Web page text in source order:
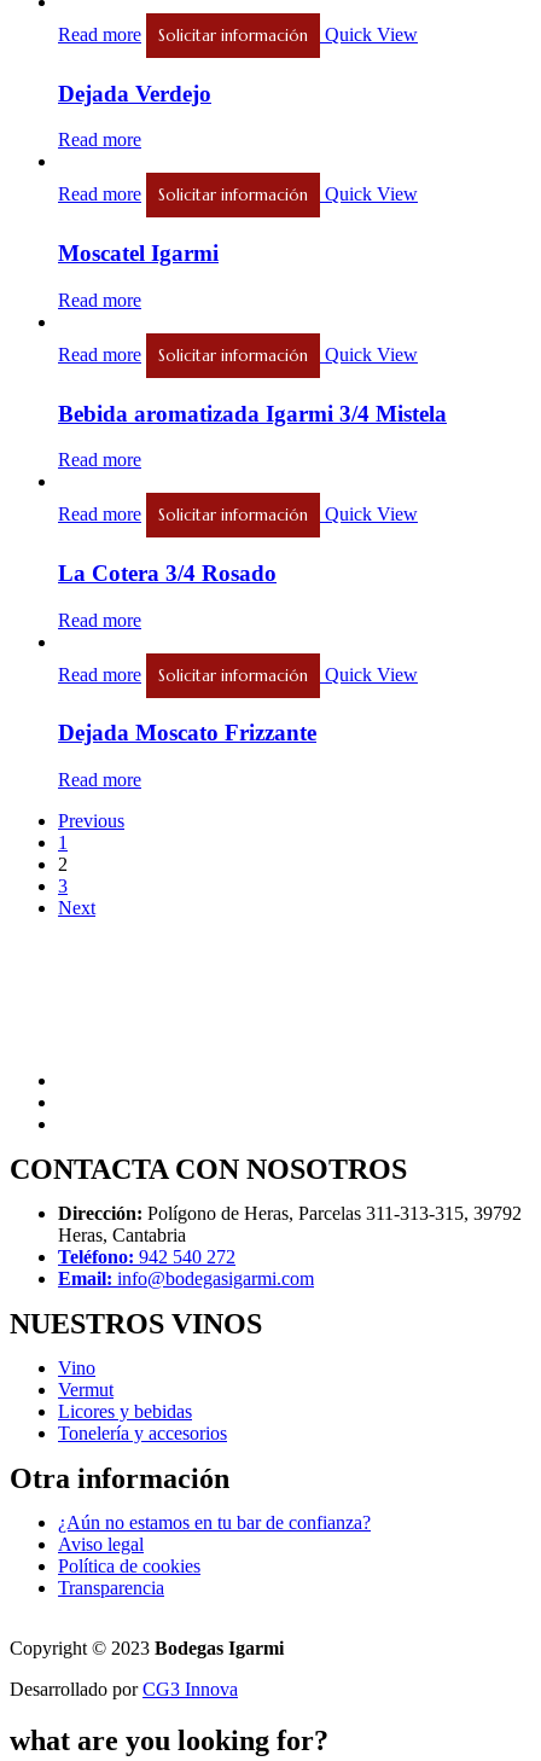
Read more Solicitar información Quick View
Dejada Verdejo
Read more
Read more Solicitar información Quick View
Moscatel Igarmi
Read more
Read more Solicitar información Quick View
Bebida aromatizada Igarmi 3/4 Mistela
Read more
Read more Solicitar información Quick View
La Cotera 3/4 Rosado
Read more
Read more Solicitar información Quick View
Dejada Moscato Frizzante
Read more
Previous
1
2
3
Next
CONTACTA CON NOSOTROS
Dirección: Polígono de Heras, Parcelas 311-313-315, 39792
Heras, Cantabria
Teléfono: 942 540 272
Email: info@bodegasigarmi.com
NUESTROS VINOS
Vino
Vermut
Licores y bebidas
Tonelería y accesorios
Otra información
¿Aún no estamos en tu bar de confianza?
Aviso legal
Política de cookies
Transparencia
Copyright © 2023 Bodegas Igarmi
Desarrollado porCG3 Innova
what are you looking for?